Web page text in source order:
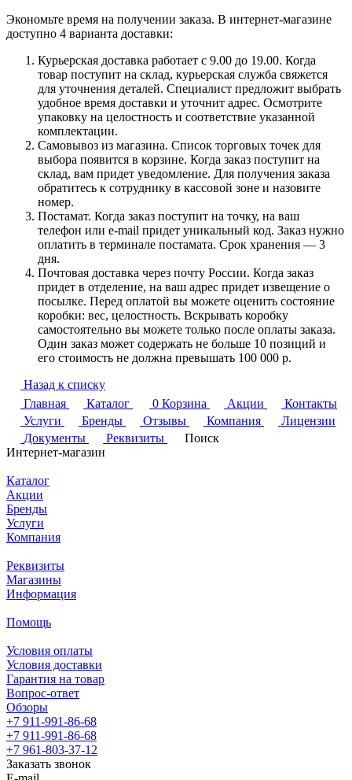
Экономьте время на получении заказа. В интернет-магазине
доступно 4 варианта доставки:
Курьерская доставка работает с 9.00 до 19.00. Когда
товар поступит на склад, курьерская служба свяжется
для уточнения деталей. Специалист предложит выбрать
удобное время доставки и уточнит адрес. Осмотрите
упаковку на целостность и соответствие указанной
комплектации.
Самовывоз из магазина. Список торговых точек для
выбора появится в корзине. Когда заказ поступит на
склад, вам придет уведомление. Для получения заказа
обратитесь к сотруднику в кассовой зоне и назовите
номер.
Постамат. Когда заказ поступит на точку, на ваш
телефон или e-mail придет уникальный код. Заказ нужно
оплатить в терминале постамата. Срок хранения — 3
дня.
Почтовая доставка через почту России. Когда заказ
придет в отделение, на ваш адрес придет извещение о
посылке. Перед оплатой вы можете оценить состояние
коробки: вес, целостность. Вскрывать коробку
самостоятельно вы можете только после оплаты заказа.
Один заказ может содержать не больше 10 позиций и
его стоимость не должна превышать 100 000 р.
Назад к списку
Главная
Каталог 0 Корзина Акции
Контакты
Услуги
Бренды Отзывы Компания
Лицензии
Документы
Реквизиты
Поиск
Интернет-магазин
Каталог
Акции
Бренды
Услуги
Компания
Реквизиты
Магазины
Информация
Помощь
Условия оплаты
Условия доставки
Гарантия на товар
Вопрос-ответ
Обзоры
+7 911-991-86-68
+7 911-991-86-68
+7 961-803-37-12
Заказать звонок